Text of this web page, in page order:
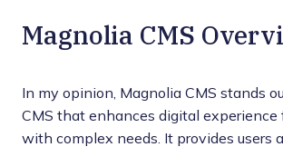
Magnolia CMS
In my opinion, Magnolia CMS stands
CMS that enhances digital experience
with complex needs. It provides users